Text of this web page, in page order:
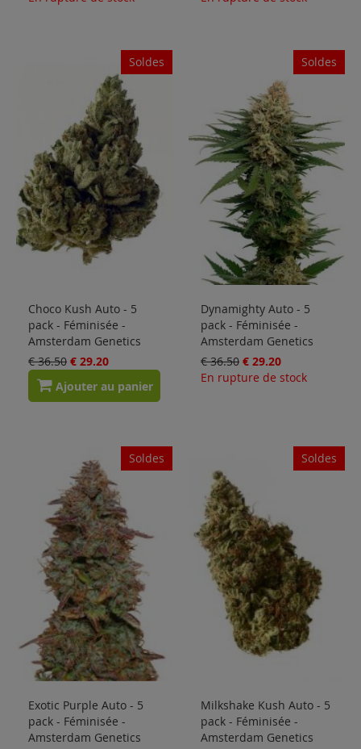
Soldes
Choco Kush Auto - 5
pack - Féminisée -
Amsterdam Genetics
€ 36.50 € 29.20
Ajouter au panier
Soldes
Dynamighty Auto - 5
pack - Féminisée -
Amsterdam Genetics
€ 36.50 € 29.20
En rupture de stock
Soldes
Exotic Purple Auto - 5
pack - Féminisée -
Amsterdam Genetics
Soldes
Milkshake Kush Auto - 5
pack - Féminisée -
Amsterdam Genetics